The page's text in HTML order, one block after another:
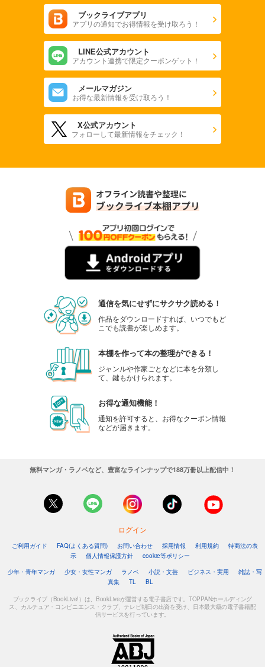
ブックライブアプリ
アプリの通知でお得情報を受け取ろう！
LINE公式アカウント
アカウント連携で限定クーポンゲット！
メールマガジン
お得な最新情報を受け取ろう！
X公式アカウント
フォローして最新情報をチェック！
通信を気にせずにサクサク読める！
作品をダウンロードすれば、いつでもど
こでも読書が楽しめます。
本棚を作って本の整理ができる！
ジャンルや作家ごとなどに本を分類し
て、鍵もかけられます。
お得な通知機能！
通知を許可すると、お得なクーポン情報
などが届きます。
無料マンガ・ラノベなど、豊富なラインナップで188万冊以上配信中！
ログイン
ご利用ガイド FAQ(よくある質問) お問い合わせ 採用情報 利用規約
特商法の表
示
個人情報保護方針
cookie等ポリシー
少年・青年マンガ
少女・女性マンガ ラノベ 小説・文芸 ビジネス・実用
雑誌・写
真集
TL BL
ブックライブ（BookLive!）は、BookLiveが運営する電子書店です。TOPPANホールディング
ス、カルチュア・コンビニエンス・クラブ、テレビ朝日の出資を受け、日本最大級の電子書籍配
信サービスを行っています。